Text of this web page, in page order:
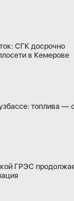
СГК досрочно
в Кемерове
топлива —
ГРЭС